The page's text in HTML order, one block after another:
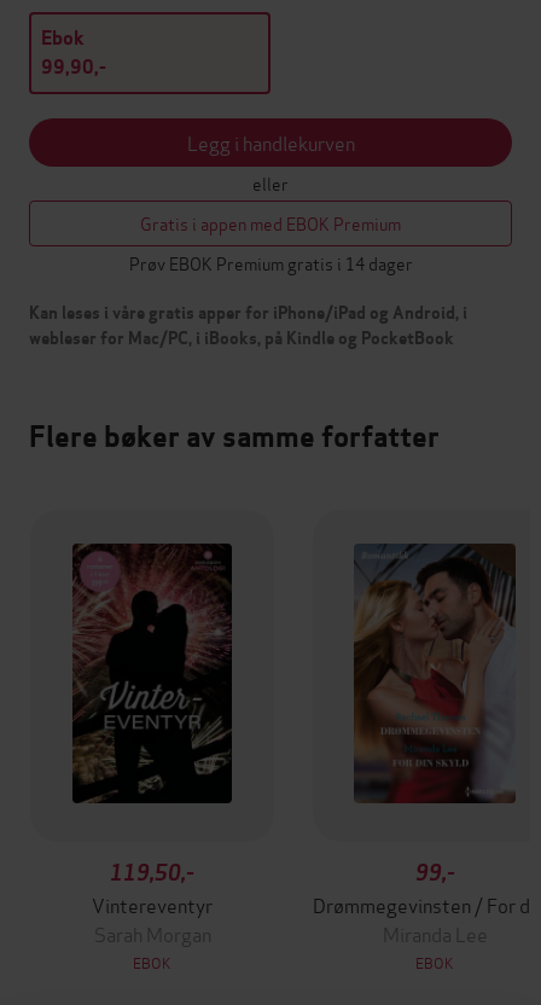
Ebok
99,90,-
Legg i handlekurven
eller
Gratis i appen med EBOK Premium
Prøv EBOK Premium gratis i 14 dager
Kan leses i våre gratis apper for iPhone/iPad og Android, i
webleser for Mac/PC, i iBooks, på Kindle og PocketBook
Flere bøker av samme forfatter
119,50,-
Vintereventyr
Sarah Morgan
EBOK
99,-
Miranda Lee
EBOK